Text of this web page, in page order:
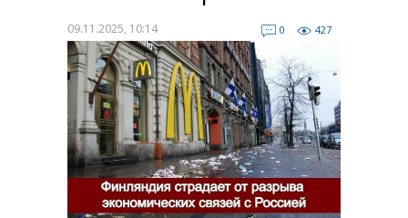
09.11.2025, 10:14 0 427